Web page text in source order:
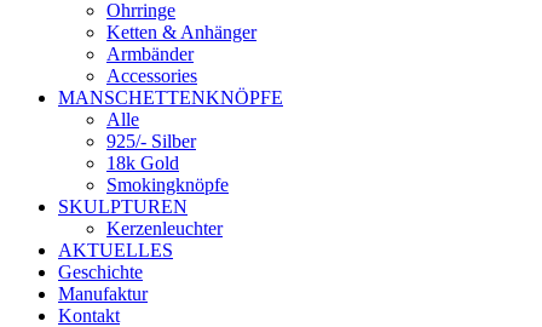
Ohrringe
Ketten & Anhänger
Armbänder
Accessories
MANSCHETTENKNÖPFE
Alle
925/- Silber
18k Gold
Smokingknöpfe
SKULPTUREN
Kerzenleuchter
AKTUELLES
Geschichte
Manufaktur
Kontakt